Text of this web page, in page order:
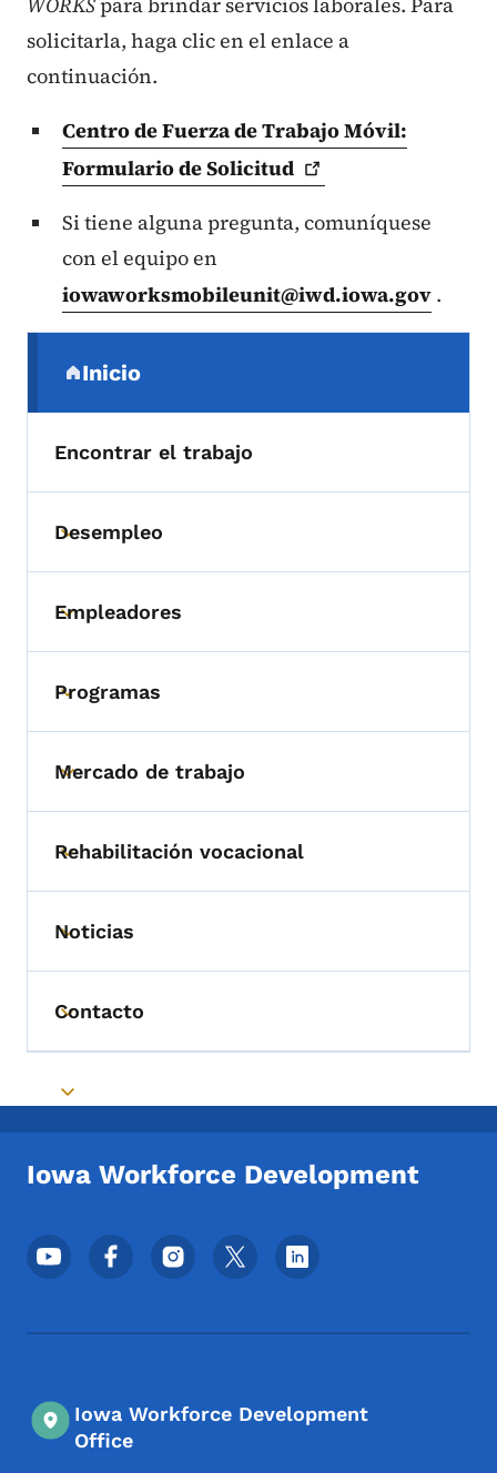
solicitarla, haga clic en el enlace a
continuación.
Centro de Fuerza de Trabajo Móvil:
Formulario deSolicitud
Si tiene alguna pregunta, comuníquese
con el equipo en
iowaworksmobileunit@iwd.iowa.gov .
Inicio
(parent section)
Encontrar el trabajo
Toggle submenu
Desempleo
Toggle submenu
Empleadores
Toggle submenu
Programas
Toggle submenu
Mercado de trabajo
Toggle submenu
Rehabilitación vocacional
Toggle submenu
Noticias
Toggle submenu
Contacto
Toggle submenu
Iowa Workforce Development
Menú de redes sociales del pie de página
Iowa Workforce Development
Office